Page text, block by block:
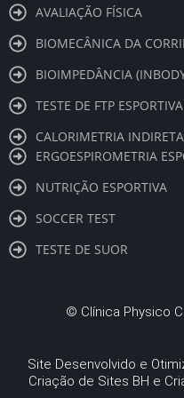
AVALIAÇÃO FÍSICA
BIOMECÂNICA DA
BIOIMPEDÂNCIA
TESTE DE FTP ESPORTIVA
CALORIMETRIA INDIRETA
ERGOESPIROMETRIA
NUTRIÇÃO ESPORTIVA
SOCCER TEST
TESTE DE SUOR
© Clínica Physico
Site Desenvolvido e
Criação de Sites BH e